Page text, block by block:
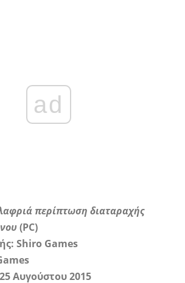
ad
περίπτωση διαταραχής
(PC)
Shiro Games
Αυγούστου 2015